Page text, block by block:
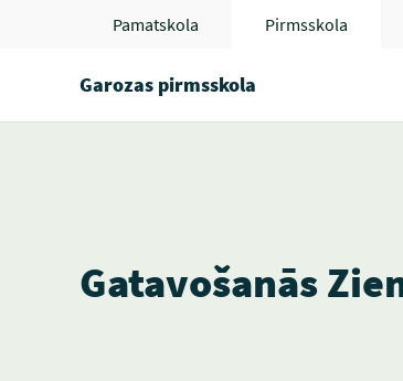
Pamatskola Pirmsskola
Garozas pirmsskola
Gatavošanās